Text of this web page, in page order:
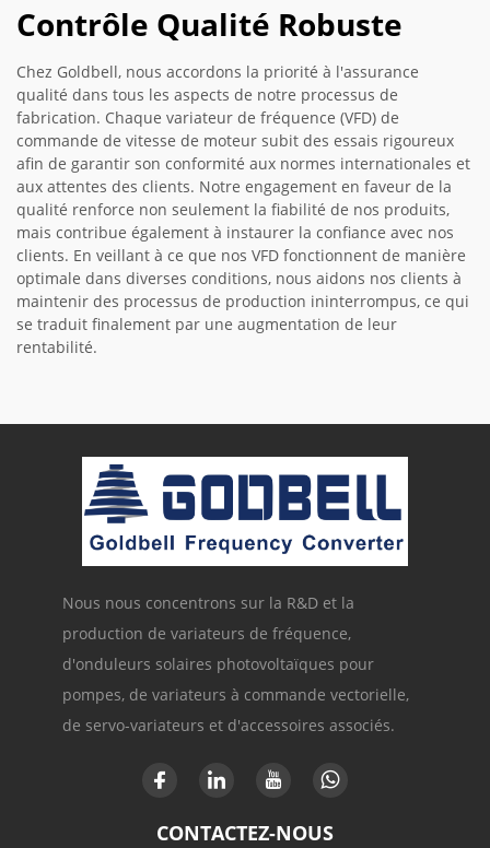
Contrôle Qualité Robuste
Chez Goldbell, nous accordons la priorité à l'assurance
qualité dans tous les aspects de notre processus de
fabrication. Chaque variateur de fréquence (VFD) de
commande de vitesse de moteur subit des essais rigoureux
afin de garantir son conformité aux normes internationales et
aux attentes des clients. Notre engagement en faveur de la
qualité renforce non seulement la fiabilité de nos produits,
mais contribue également à instaurer la confiance avec nos
clients. En veillant à ce que nos VFD fonctionnent de manière
optimale dans diverses conditions, nous aidons nos clients à
maintenir des processus de production ininterrompus, ce qui
se traduit finalement par une augmentation de leur
rentabilité.
Nous nous concentrons sur la R&D et la
production de variateurs de fréquence,
d'onduleurs solaires photovoltaïques pour
pompes, de variateurs à commande vectorielle,
de servo-variateurs et d'accessoires associés.
CONTACTEZ-NOUS